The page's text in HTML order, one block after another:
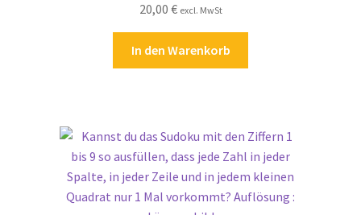
Über Rätselkind
20,00 € excl. MwSt
In den Warenkorb